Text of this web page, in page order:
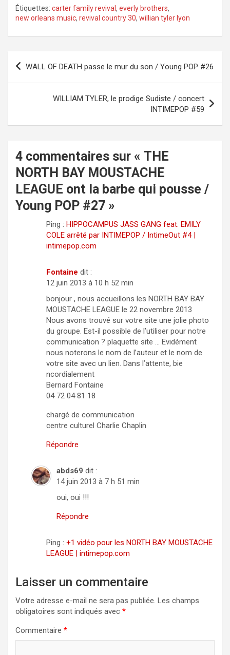
Étiquettes: carter family revival , everly brothers,
new orleans music, revival country 30, willian tyler lyon
Navigation
WALL OF DEATH passe le mur du son / Young POP #26
WILLIAM TYLER, le prodige Sudiste / concert
INTIMEPOP #59
4 commentaires sur « THE
NORTH BAY MOUSTACHE
LEAGUE ont la barbe qui pousse /
Young POP #27 »
Ping : HIPPOCAMPUS JASS GANG feat. EMILY
COLE arrêté par INTIMEPOP / IntimeOut #4 |
intimepop.com
Fontaine dit :
12 juin 2013 à 10 h 52 min
bonjour , nous accueillons les NORTH BAY BAY
MOUSTACHE LEAGUE le 22 novembre 2013
Nous avons trouvé sur votre site une jolie photo
du groupe. Est-il possible de l’utiliser pour notre
communication ? plaquette site … Evidément
nous noterons le nom de l’auteur et le nom de
votre site avec un lien. Dans l’attente, bie
ncordialement
Bernard Fontaine
04 72 04 81 18
chargé de communication
centre culturel Charlie Chaplin
Répondre
abds69 dit :
14 juin 2013 à 7 h 51 min
oui, oui !!!
Répondre
Ping : +1 vidéo pour les NORTH BAY MOUSTACHE
LEAGUE | intimepop.com
Laisser un commentaire
Votre adresse e-mail ne sera pas publiée. Les champs
obligatoires sont indiqués avec *
Commentaire *